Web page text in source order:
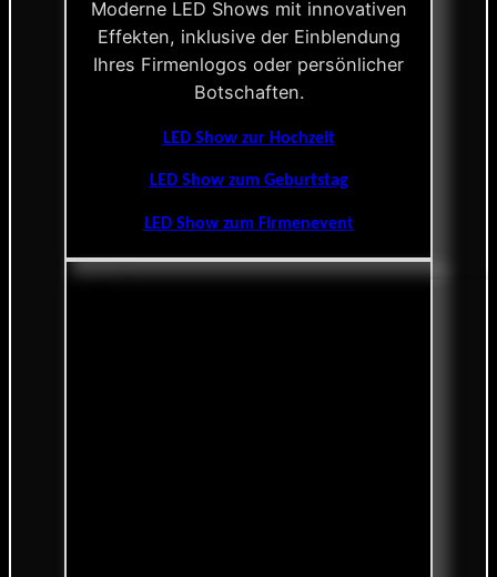
Moderne LED Shows mit innovativen
Effekten, inklusive der Einblendung
Ihres Firmenlogos oder persönlicher
Botschaften.
LED Show zur Hochzeit
LED Show zum Geburtstag
LED Show zum Firmenevent